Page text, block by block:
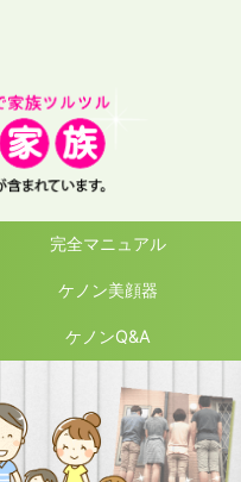
完全マニュアル
ケノン美顔器
ケノンQ&A